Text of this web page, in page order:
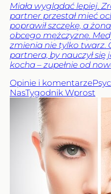
Miała wyglądać lepiej.
partner przestał mieć
poprawił szczękę, a
obcego mężczyznę.
zmienia nie tylko twarz.
partnera, by nauczył się
kocha – zupełnie od
Opinie i komentarze
NasTygodnik Wprost